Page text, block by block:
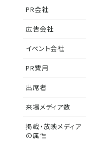
PR会社
広告会社
イベント会社
PR費用
出席者
来場メディア数
掲載・放映メディア
の属性